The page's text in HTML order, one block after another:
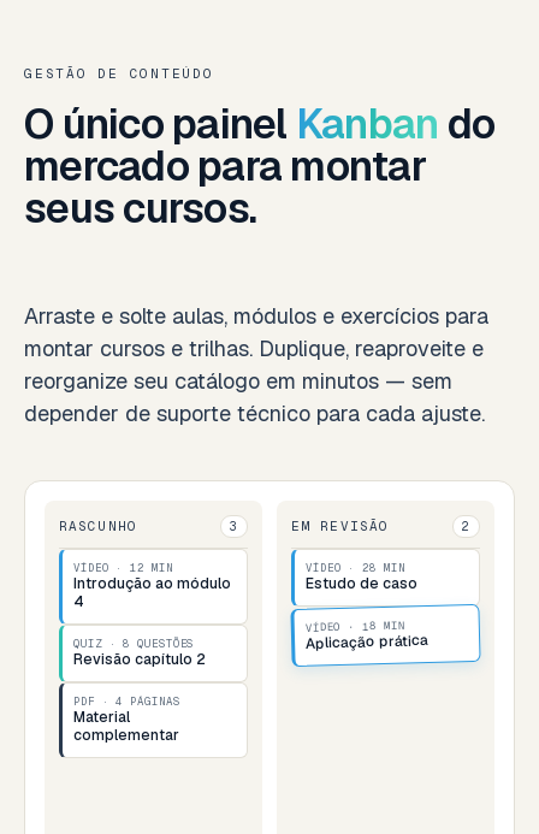
GESTÃO DE CONTEÚDO
O único painel Kanban do
mercado para montar
seus cursos.
Arraste e solte aulas, módulos e exercícios para
montar cursos e trilhas. Duplique, reaproveite e
reorganize seu catálogo em minutos — sem
depender de suporte técnico para cada ajuste.
RASCUNHO 3
VÍDEO · 12 MIN
Introdução ao módulo
4
QUIZ · 8 QUESTÕES
Revisão capítulo 2
PDF · 4 PÁGINAS
Material
complementar
EM REVISÃO 2
VÍDEO · 28 MIN
Estudo de caso
VÍDEO · 18 MIN
Aplicação prática